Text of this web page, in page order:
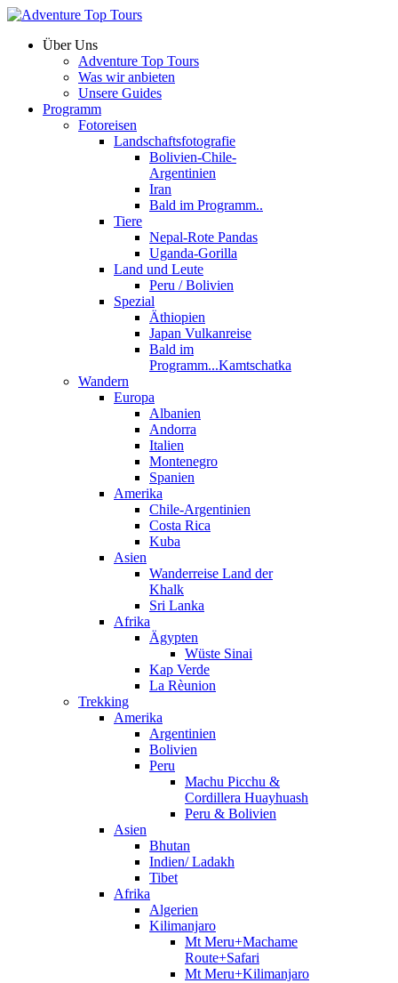
Über Uns
Adventure Top Tours
Was wir anbieten
Unsere Guides
Programm
Fotoreisen
Landschaftsfotografie
Bolivien-Chile-
Argentinien
Iran
Bald im Programm..
Tiere
Nepal-Rote Pandas
Uganda-Gorilla
Land und Leute
Peru / Bolivien
Spezial
Äthiopien
Japan Vulkanreise
Bald im
Programm...Kamtschatka
Wandern
Europa
Albanien
Andorra
Italien
Montenegro
Spanien
Amerika
Chile-Argentinien
Costa Rica
Kuba
Asien
Wanderreise Land der
Khalk
Sri Lanka
Afrika
Ägypten
Wüste Sinai
Kap Verde
La Rèunion
Trekking
Amerika
Argentinien
Bolivien
Peru
Machu Picchu &
Cordillera Huayhuash
Peru & Bolivien
Asien
Bhutan
Indien/ Ladakh
Tibet
Afrika
Algerien
Kilimanjaro
Mt Meru+Machame
Route+Safari
Mt Meru+Kilimanjaro